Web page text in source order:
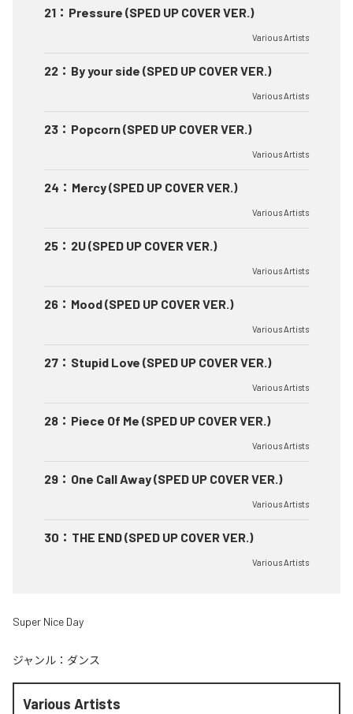
21 ： Pressure (SPED UP COVER VER.)
Various Artists
22 ： By your side (SPED UP COVER VER.)
Various Artists
23 ： Popcorn (SPED UP COVER VER.)
Various Artists
24 ： Mercy (SPED UP COVER VER.)
Various Artists
25 ： 2U (SPED UP COVER VER.)
Various Artists
26 ： Mood (SPED UP COVER VER.)
Various Artists
27 ： Stupid Love (SPED UP COVER VER.)
Various Artists
28 ： Piece Of Me (SPED UP COVER VER.)
Various Artists
29 ： One Call Away (SPED UP COVER VER.)
Various Artists
30 ： THE END (SPED UP COVER VER.)
Various Artists
Super Nice Day
ジャンル： ダンス
Various Artists